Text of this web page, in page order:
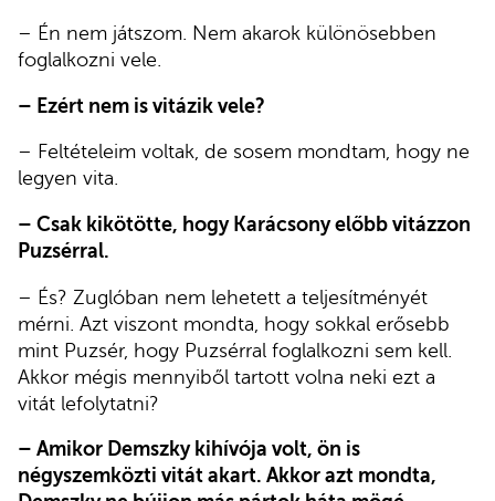
– Én nem játszom. Nem akarok különösebben
foglalkozni vele.
– Ezért nem is vitázik vele?
– Feltételeim voltak, de sosem mondtam, hogy ne
legyen vita.
– Csak kikötötte, hogy Karácsony előbb vitázzon
Puzsérral.
– És? Zuglóban nem lehetett a teljesítményét
mérni. Azt viszont mondta, hogy sokkal erősebb
mint Puzsér, hogy Puzsérral foglalkozni sem kell.
Akkor mégis mennyiből tartott volna neki ezt a
vitát lefolytatni?
– Amikor Demszky kihívója volt, ön is
négyszemközti vitát akart. Akkor azt mondta,